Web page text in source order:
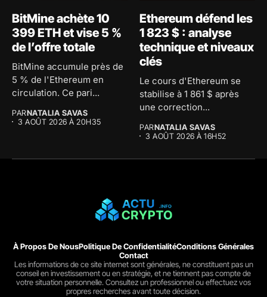
BitMine achète 10
399 ETH et vise 5 %
de l’offre totale
BitMine accumule près de
5 % de l'Ethereum en
circulation. Ce pari...
PARNATALIA SAVAS
3 AOÛT 2026 À 20H35
Ethereum défend les
1 823 $ : analyse
technique et niveaux
clés
Le cours d'Ethereum se
stabilise à 1 861 $ après
une correction...
PARNATALIA SAVAS
3 AOÛT 2026 À 16H52
À Propos De NousPolitique De ConfidentialitéConditions Générales
Contact
Les informations de ce site internet sont générales, ne constituent pas un
conseil en investissement ou en stratégie, et ne tiennent pas compte de
votre situation personnelle. Consultez un professionnel ou effectuez vos
propres recherches avant toute décision.